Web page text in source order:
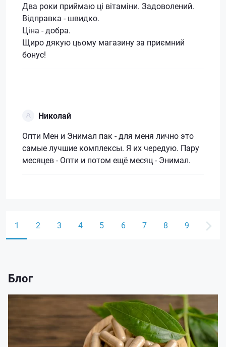
Два роки приймаю ці вітаміни. Задоволений.
Відправка - швидко.
Ціна - добра.
Щиро дякую цьому магазину за приємний
бонус!
Николай
Опти Мен и Энимал пак - для меня лично это
самые лучшие комплексы. Я их чередую. Пару
месяцев - Опти и потом ещё месяц - Энимал.
1 2 3 4 5 6 7 8 9
Блог